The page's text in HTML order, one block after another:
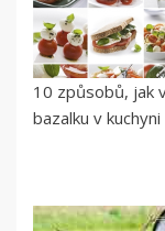
10 způsobů, jak
bazalku v kuchyni